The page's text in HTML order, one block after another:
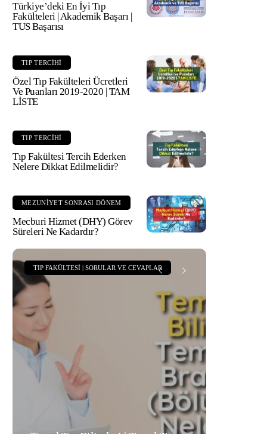
Türkiye’deki En İyi Tıp
Fakülteleri | Akademik Başarı |
TUS Başarısı
TIP TERCIHI
Özel Tıp Fakülteleri Ücretleri
Ve Puanları 2019-2020 | TAM
LİSTE
TIP TERCIHI
Tıp Fakültesi Tercih Ederken
Nelere Dikkat Edilmelidir?
MEZUNIYET SONRASI DÖNEM
Mecburi Hizmet (DHY) Görev
Süreleri Ne Kadardır?
TIP FAKÜLTESI | SORULAR VE CEVAPLAR